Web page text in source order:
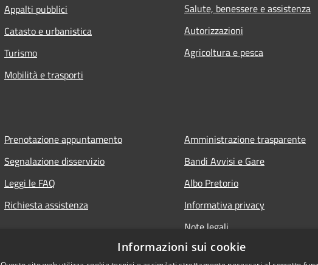
Appalti pubblici
Catasto e urbanistica
Turismo
Mobilità e trasporti
Salute, benessere e assistenza
Autorizzazioni
Agricoltura e pesca
Prenotazione appuntamento
Segnalazione disservizio
Leggi le FAQ
Richiesta assistenza
Amministrazione trasparente
Bandi Avvisi e Gare
Albo Pretorio
Informativa privacy
Note legali
Dichiarazione di accessibilità
Informazioni sui cookie